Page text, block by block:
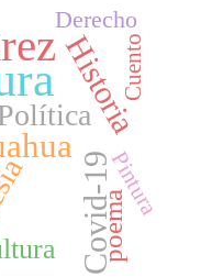
Historia
Covid-19
poema
Derecho
Cuento
Pintura